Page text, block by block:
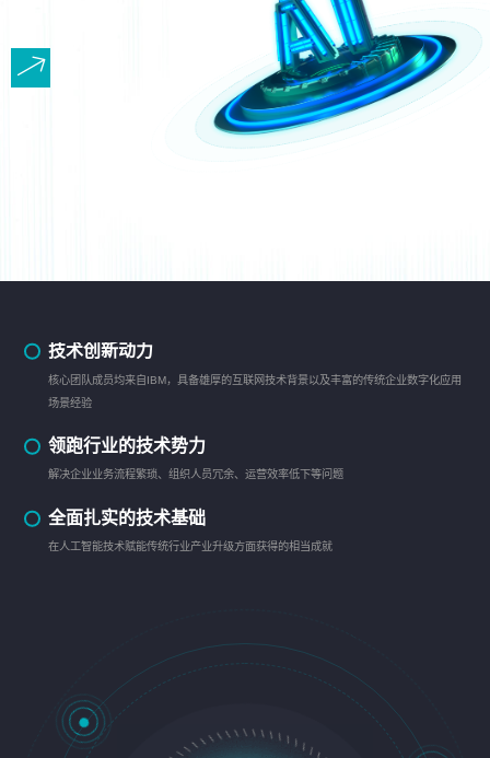
技术创新动力
核心团队成员均来自IBM，具备雄厚的互联网技术背景以及丰富的传统企业数字化应用
场景经验
领跑行业的技术势力
解决企业业务流程繁琐、组织人员冗余、运营效率低下等问题
全面扎实的技术基础
在人工智能技术赋能传统行业产业升级方面获得的相当成就